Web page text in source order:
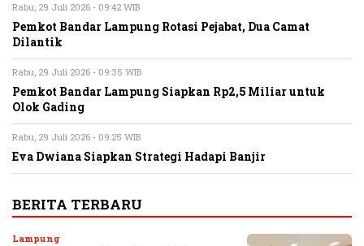
Rabu, 29 Juli 2026 - 09:42 WIB
Pemkot Bandar Lampung Rotasi Pejabat, Dua Camat
Dilantik
Rabu, 29 Juli 2026 - 09:35 WIB
Pemkot Bandar Lampung Siapkan Rp2,5 Miliar untuk
Olok Gading
Rabu, 29 Juli 2026 - 09:25 WIB
Eva Dwiana Siapkan Strategi Hadapi Banjir
BERITA TERBARU
Lampung